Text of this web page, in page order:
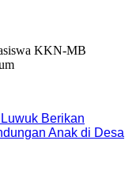
Berikan
Anak di Desa